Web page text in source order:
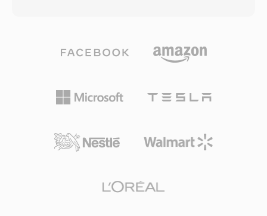
M2V 입력을 기대하므로, 이 형식은 전문 디스크
마스터링 및 방송 준비 워크플로우에서 필수적인
어 설계의 유연성을 제공합니다. H.264 압축을 사
다 낮은 비트레이트에서 우수한 화질을 제공하여,
동일한 저장 용량에서 더 긴 녹화 시간을 가능하게
캔 모드를 지원하여, 시네마틱 및 방송 스타일의
하는 엄격한 사양을 따르며, 호환 디스크 매체에